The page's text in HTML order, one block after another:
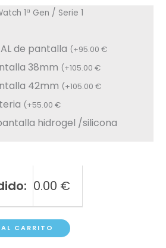
1ª Gen / Serie 1
de pantalla (+95.00€
38mm (+105.00€
42mm (+105.00€
(+55.00€
hidrogel /silicona
0.00 €
CARRITO